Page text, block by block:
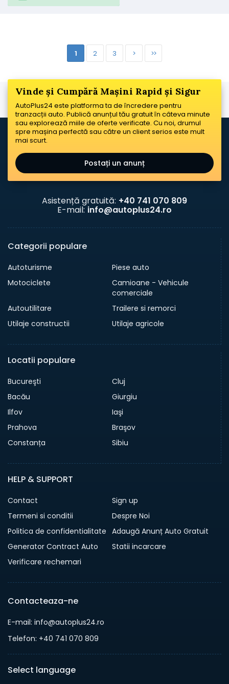
1 2 3 > >>
Vinde și Cumpără Mașini Rapid și Sigur
AutoPlus24 este platforma ta de încredere pentru
tranzacții auto. Publică anunțul tău gratuit în câteva minute
sau explorează miile de oferte verificate. Cu noi, drumul
spre mașina perfectă sau către un client serios este mult
mai scurt.
Postați un anunț
Asistență gratuită: +40 741 070 809
E-mail: info@autoplus24.ro
Categorii populare
Autoturisme
Piese auto
Motociclete
Camioane - Vehicule
comerciale
Autoutilitare
Trailere si remorci
Utilaje constructii
Utilaje agricole
Locatii populare
Bucureşti
Cluj
Bacău
Giurgiu
Ilfov
Iaşi
Prahova
Braşov
Constanța
Sibiu
HELP & SUPPORT
Contact
Sign up
Termeni si conditii
Despre Noi
Politica de confidentialitate Adaugă Anunț Auto Gratuit
Generator Contract Auto
Statii incarcare
Verificare rechemari
Contacteaza-ne
E-mail: info@autoplus24.ro
Telefon: +40 741 070 809
Select language